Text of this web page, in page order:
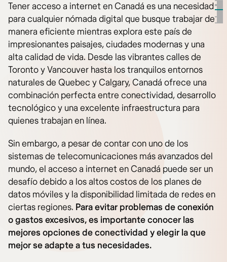
Tener acceso a internet en Canadá es una necesidad
para cualquier nómada digital que busque trabajar de
manera eficiente mientras explora este país de
impresionantes paisajes, ciudades modernas y una
alta calidad de vida. Desde las vibrantes calles de
Toronto y Vancouver hasta los tranquilos entornos
naturales de Quebec y Calgary, Canadá ofrece una
combinación perfecta entre conectividad, desarrollo
tecnológico y una excelente infraestructura para
quienes trabajan en línea.
Sin embargo, a pesar de contar con uno de los
sistemas de telecomunicaciones más avanzados del
mundo, el acceso a internet en Canadá puede ser un
desafío debido a los altos costos de los planes de
datos móviles y la disponibilidad limitada de redes en
ciertas regiones. Para evitar problemas de conexión
o gastos excesivos, es importante conocer las
mejores opciones de conectividad y elegir la que
mejor se adapte a tus necesidades.